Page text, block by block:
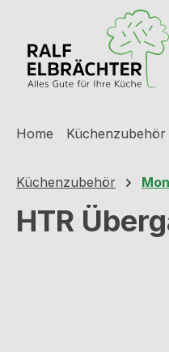
Hauptinhalt springen
Zur Suche springen
Zur Hauptnavigation
Home Küchenzubehör
Küchenzubehör
HTR
Bildergalerie